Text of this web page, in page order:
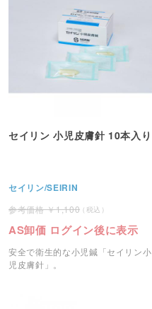
セイリン 小児皮膚針 10本入り
セイリン/SEIRIN
1,100
AS卸価 ログイン後に表示
安全で衛生的な小児鍼「セイリン小
児皮膚針」。